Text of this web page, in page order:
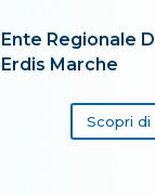
Ente Regionale
Erdis Marche
Scopri di